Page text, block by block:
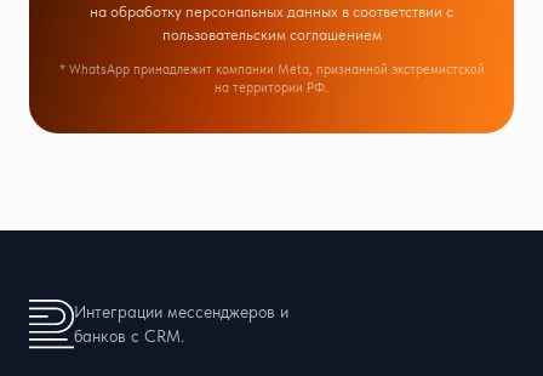
на обработку персональных данных в соответствии с
пользовательским соглашением
* WhatsApp принадлежит компании Meta, признанной экстремистской
на территории РФ.
Интеграции мессенджеров и
банков с CRM.